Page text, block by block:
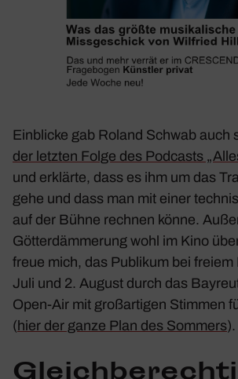
Einblicke gab Roland Schwab auch
der letzten Folge des Podcasts
und erklärte, dass es ihm um das
gehe und dass man mit einer
auf der Bühne rechnen könne.
Götter­däm­me­rung wohl im Kino
freue mich, das Publikum bei freiem
Juli und 2. August durch das
Open-Air mit groß­ar­tigen Stimmen
(hier der ganze Plan des Sommers).